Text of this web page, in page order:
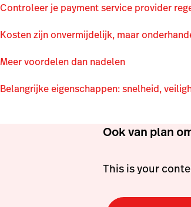
Controleer je payment service provider
Kosten zijn onvermijdelijk, maar
Meer voordelen dan nadelen
Belangrijke eigenschappen: snelheid,
Ook van plan
This is your